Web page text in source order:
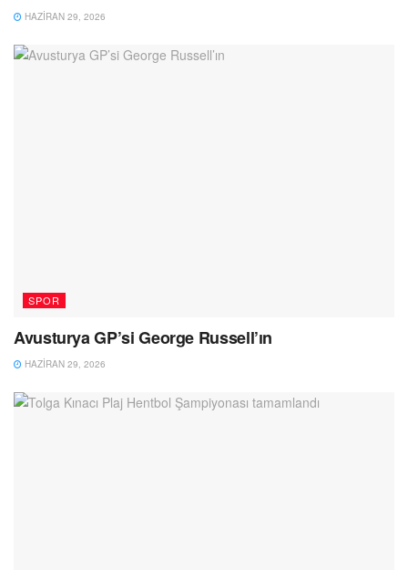
HAZIRAN 29, 2026
SPOR
Avusturya GP’si George Russell’ın
HAZIRAN 29, 2026